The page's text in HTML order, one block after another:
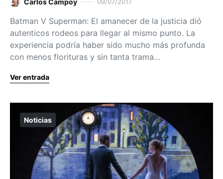
Carlos Campoy
Batman V Superman: El amanecer de la justicia dió
autenticos rodeos para llegar al mismo punto. La
experiencia podría haber sido mucho más profunda
con menos florituras y sin tanta trama…
Ver entrada
Noticias